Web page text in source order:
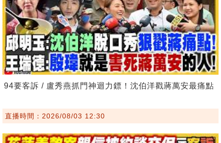
94要客訴 / 盧秀燕抓門神迴力鏢！沈伯洋戳蔣萬安最痛點
直播時間：2026/08/03 12:30